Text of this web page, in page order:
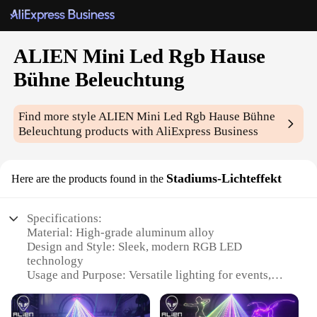
ALIEN Mini Led Rgb Hause
Bühne Beleuchtung
Find more styleALIEN Mini Led Rgb Hause Bühne
Beleuchtung products with AliExpress Business
Here are the products found in the Stadiums-Lichteffekt
Specifications:
Material: High-grade aluminum alloy
Design and Style: Sleek, modern RGB LED
technology
Usage and Purpose: Versatile lighting for events,
Performance and Property: Energy-efficient, long-